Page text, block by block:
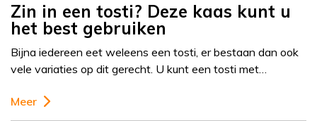
Zin in een tosti? Deze kaas kunt u
het best gebruiken
Bijna iedereen eet weleens een tosti, er bestaan dan ook
vele variaties op dit gerecht. U kunt een tosti met…
Meer